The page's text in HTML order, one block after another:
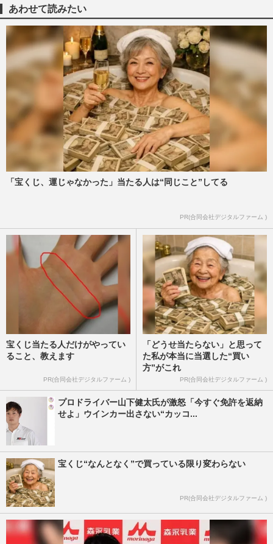
自決直前に贈った300本のバラ…デヴィ夫
人も救われた「凄まじい美…
週刊女性2026年7月21日号
ドジャース・大谷翔平、MLB公式「サ
イ・ヤング賞」模擬投票でわずか3票の4
位、偉業達成の障壁はロバーツ監…
週刊女性PRIME 2026/6/30
【追悼】美輪明宏さんの“待受画像”よりも
レア！ 遭遇確率は宝くじ以上だった？ “走
るパワースポット”の…
週刊女性PRIME 2026/6/29
大谷翔平、妻・真美子さんと1歳長女とデ
え、“4時間勤務”で購入可能…
週刊女性PRIME 2026/6/27
あわせて読みたい
「宝くじ、運じゃなかった」当たる人は“同じこと”してる
PR(合同会社デジタルファーム )
宝くじ当たる人だけがやってい
ること、教えます
PR(合同会社デジタルファーム )
「どうせ当たらない」と思って
た私が本当に当選した“買い
方”がこれ
PR(合同会社デジタルファーム )
プロドライバー山下健太氏が激怒「今すぐ免許を返納
せよ」ウインカー出さない“カッコ...
宝くじ“なんとなく”で買っている限り変わらない
PR(合同会社デジタルファーム )